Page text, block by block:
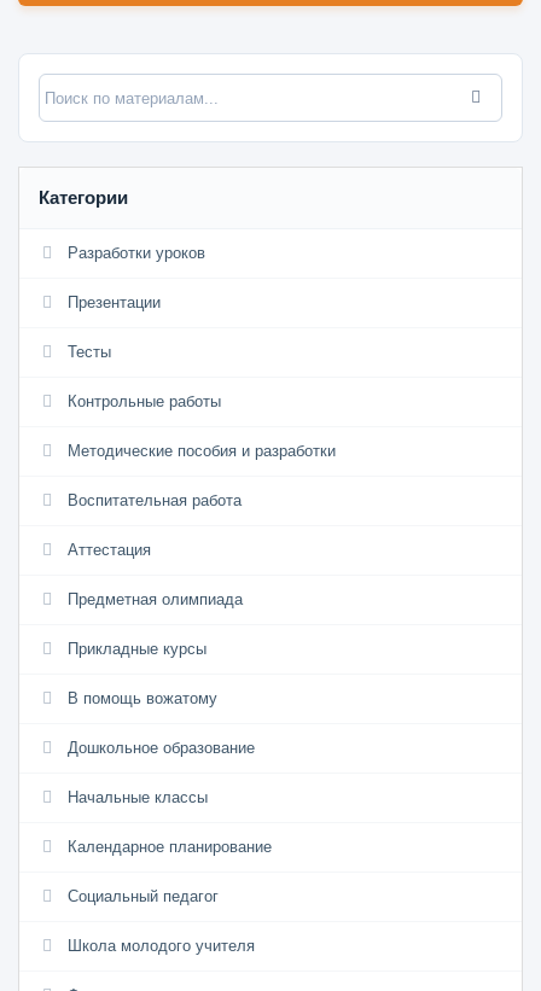
Категории
Разработки уроков
Презентации
Тесты
Контрольные работы
Методические пособия и разработки
Воспитательная работа
Аттестация
Предметная олимпиада
Прикладные курсы
В помощь вожатому
Дошкольное образование
Начальные классы
Календарное планирование
Социальный педагог
Школа молодого учителя